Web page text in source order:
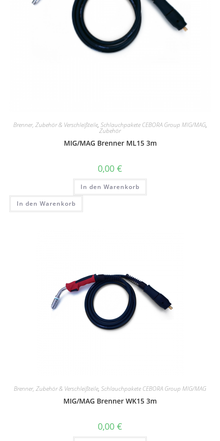
Brenner, Zubehör & Verschleißteile, Schlauchpakete CEBORA Group MIG/MAG,
Zubehör
MIG/MAG Brenner ML15 3m
0,00 €
In den Warenkorb
In den Warenkorb
Brenner, Zubehör & Verschleißteile, Schlauchpakete CEBORA Group MIG/MAG
MIG/MAG Brenner WK15 3m
0,00 €